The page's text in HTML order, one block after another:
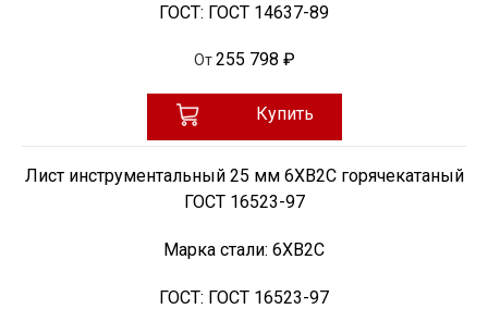
ГОСТ: ГОСТ 14637-89
От 255 798 ₽
Купить
Лист инструментальный 25 мм 6ХВ2С горячекатаный
ГОСТ 16523-97
Марка стали: 6ХВ2С
ГОСТ: ГОСТ 16523-97